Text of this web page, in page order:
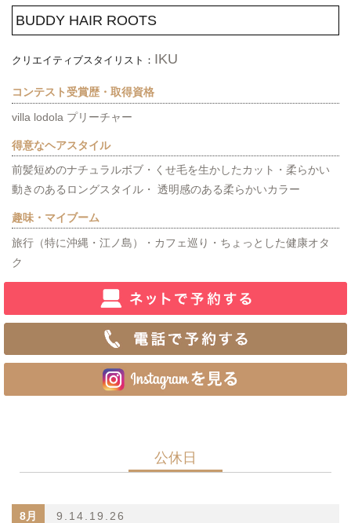
BUDDY HAIR ROOTS
クリエイティブスタイリスト： IKU
コンテスト受賞歴・取得資格
villa lodola プリーチャー
得意なヘアスタイル
前髪短めのナチュラルボブ・くせ毛を生かしたカット・柔らかい
動きのあるロングスタイル・ 透明感のある柔らかいカラー
趣味・マイブーム
旅行（特に沖縄・江ノ島）・カフェ巡り・ちょっとした健康オタ
ク
公休日
8月
9.14.19.26